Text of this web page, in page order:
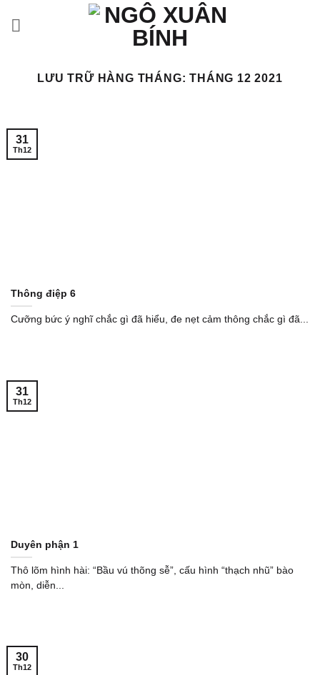
LƯU TRỮ HÀNG THÁNG:THÁNG 12 2021
Thông điệp 6
Cưỡng bức ý nghĩ chắc gì đã hiểu, đe nẹt cảm thông chắc gì đã...
31
Th12
Duyên phận 1
Thô lõm hình hài: “Bầu vú thõng sễ”, cấu hình “thạch nhũ” bào
mòn, diễn...
31
Th12
30
Th12